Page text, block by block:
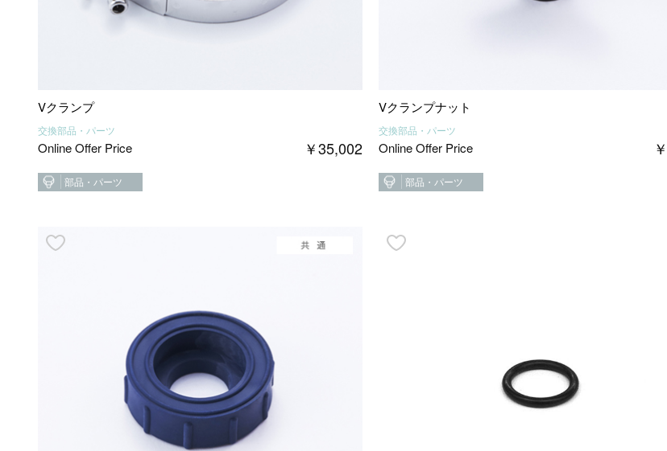
Vクランプ
交換部品・パーツ
Online Offer Price ￥35,002
部品・パーツ
Vクランプナット
交換部品・パーツ
Online Offer Price ￥
部品・パーツ